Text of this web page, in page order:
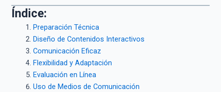
Índice:
Preparación Técnica
Diseño de Contenidos Interactivos
Comunicación Eficaz
Flexibilidad y Adaptación
Evaluación en Línea
Uso de Medios de Comunicación